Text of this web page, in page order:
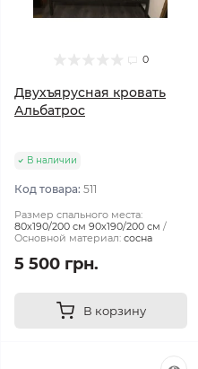
0
Двухъярусная кровать
Альбатрос
В наличии
Код товара: 511
Размер спального места:
80х190/200 см 90х190/200 см
Основной материал: сосна
5 500 грн.
В корзину